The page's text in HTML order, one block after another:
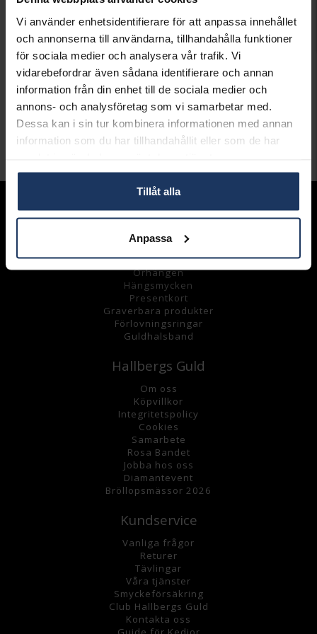
Vi använder enhetsidentifierare för att anpassa innehållet
och annonserna till användarna, tillhandahålla funktioner
för sociala medier och analysera vår trafik. Vi
vidarebefordrar även sådana identifierare och annan
information från din enhet till de sociala medier och
annons- och analysföretag som vi samarbetar med.
Dessa kan i sin tur kombinera informationen med annan
information som du har tillhandahållit eller som de har
Tillåt alla
Anpassa
Öppet köp i 30 dagar vid onlineköp.
INFO
LÄNGD CA (CM)
12.3
VARUMÄRKE
AB Gense
MODELL
711506
MATERIAL
Äkta silver
DETALJER
Design Studio GAB
Sortiment
Armband
Halsband
Ringar
Örhängen
Hängsmycken
Presentkort
Graverbara produkter
Förlovningsringar
Guldhalsband
Hallbergs Guld
Om oss
Köpvillkor
Integritetspolicy
Cookies
Samarbete
Rosa Bandet
Jobba hos oss
Diamantevent
Bröllopsmässor 2026
Kundservice
Vanliga frågor
Returer
Tävlingar
Våra tjänster
Smyckeförsäkring
Club Hallbergs Guld
Kontakta oss